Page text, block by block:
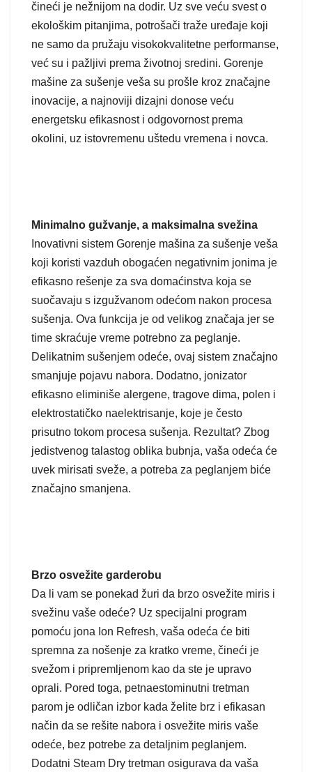
čineći je nežnijom na dodir. Uz sve veću svest o
ekološkim pitanjima, potrošači traže uređaje koji
ne samo da pružaju visokokvalitetne performanse,
već su i pažljivi prema životnoj sredini. Gorenje
mašine za sušenje veša su prošle kroz značajne
inovacije, a najnoviji dizajni donose veću
energetsku efikasnost i odgovornost prema
okolini, uz istovremenu uštedu vremena i novca.
Minimalno gužvanje, a maksimalna svežina
Inovativni sistem Gorenje mašina za sušenje veša
koji koristi vazduh obogaćen negativnim jonima je
efikasno rešenje za sva domaćinstva koja se
suočavaju s izgužvanom odećom nakon procesa
sušenja. Ova funkcija je od velikog značaja jer se
time skraćuje vreme potrebno za peglanje.
Delikatnim sušenjem odeće, ovaj sistem značajno
smanjuje pojavu nabora. Dodatno, jonizator
efikasno eliminiše alergene, tragove dima, polen i
elektrostatičko naelektrisanje, koje je često
prisutno tokom procesa sušenja. Rezultat? Zbog
jedistvenog talastog oblika bubnja, vaša odeća će
uvek mirisati sveže, a potreba za peglanjem biće
značajno smanjena.
Brzo osvežite garderobu
Da li vam se ponekad žuri da brzo osvežite miris i
svežinu vaše odeće? Uz specijalni program
pomoću jona Ion Refresh, vaša odeća će biti
spremna za nošenje za kratko vreme, čineći je
svežom i pripremljenom kao da ste je upravo
oprali. Pored toga, petnaestominutni tretman
parom je odličan izbor kada želite brz i efikasan
način da se rešite nabora i osvežite miris vaše
odeće, bez potrebe za detaljnim peglanjem.
Dodatni Steam Dry tretman osigurava da vaša